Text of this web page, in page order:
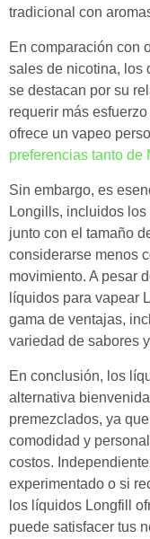
tradicional con
En comparación con
sales de nicotina, los
se destacan por su
requerir más
ofrece un vapeo
preferencias tanto de
Sin embargo, es
Longills, incluidos
junto con el tamaño
considerarse menos
movimiento. A pesar
líquidos para vapear
gama de ventajas,
variedad de sabores
En conclusión, los
alternativa
premezclados, ya
comodidad y
costos.
experimentado o si
los líquidos Longfill
puede satisfacer tus